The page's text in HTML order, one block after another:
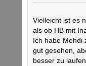
Vielleicht ist es
als ob HB mit
Ich habe Mehdi
gut gesehen,
besser zu